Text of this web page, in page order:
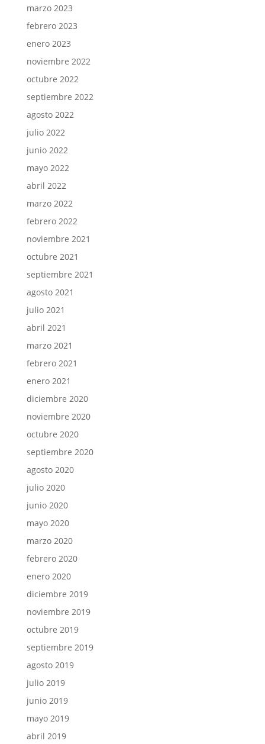
marzo 2023
febrero 2023
enero 2023
noviembre 2022
octubre 2022
septiembre 2022
agosto 2022
julio 2022
junio 2022
mayo 2022
abril 2022
marzo 2022
febrero 2022
noviembre 2021
octubre 2021
septiembre 2021
agosto 2021
julio 2021
abril 2021
marzo 2021
febrero 2021
enero 2021
diciembre 2020
noviembre 2020
octubre 2020
septiembre 2020
agosto 2020
julio 2020
junio 2020
mayo 2020
marzo 2020
febrero 2020
enero 2020
diciembre 2019
noviembre 2019
octubre 2019
septiembre 2019
agosto 2019
julio 2019
junio 2019
mayo 2019
abril 2019